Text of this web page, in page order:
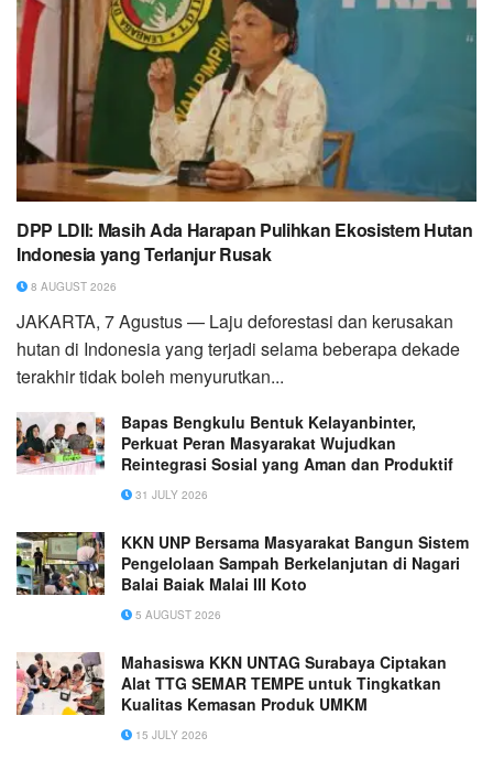
DPP LDII: Masih Ada Harapan Pulihkan Ekosistem Hutan
Indonesia yang Terlanjur Rusak
8 AUGUST 2026
JAKARTA, 7 Agustus — Laju deforestasi dan kerusakan
hutan di Indonesia yang terjadi selama beberapa dekade
terakhir tidak boleh menyurutkan...
Bapas Bengkulu Bentuk Kelayanbinter,
Perkuat Peran Masyarakat Wujudkan
Reintegrasi Sosial yang Aman dan Produktif
31 JULY 2026
KKN UNP Bersama Masyarakat Bangun Sistem
Pengelolaan Sampah Berkelanjutan di Nagari
Balai Baiak Malai III Koto
5 AUGUST 2026
Mahasiswa KKN UNTAG Surabaya Ciptakan
Alat TTG SEMAR TEMPE untuk Tingkatkan
Kualitas Kemasan Produk UMKM
15 JULY 2026